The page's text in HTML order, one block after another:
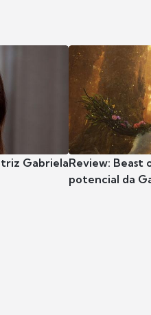
GabrielaReview: Beast
potencial da